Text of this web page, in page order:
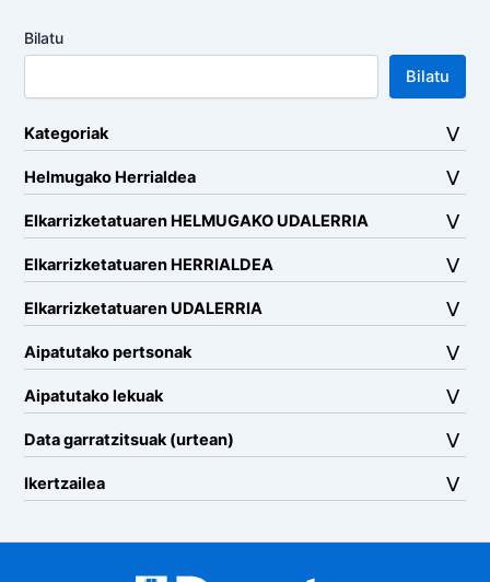
Bilatu
Bilatu
Kategoriak
Helmugako Herrialdea
Elkarrizketatuaren HELMUGAKO UDALERRIA
Elkarrizketatuaren HERRIALDEA
Elkarrizketatuaren UDALERRIA
Aipatutako pertsonak
Aipatutako lekuak
Data garratzitsuak (urtean)
Ikertzailea